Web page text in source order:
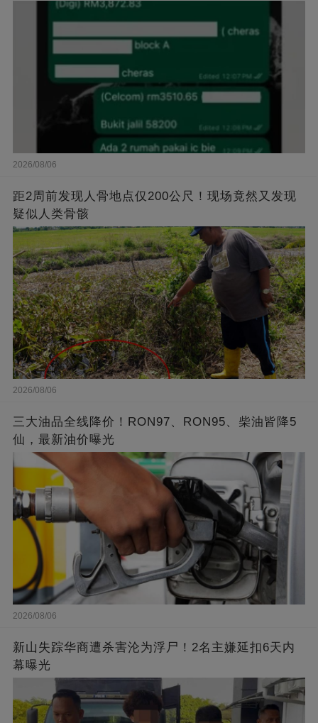
2026/08/06
距2周前发现人骨地点仅200公尺！现场竟然又发现
疑似人类骨骸
2026/08/06
三大油品全线降价！RON97、RON95、柴油皆降5
仙，最新油价曝光
2026/08/06
新山失踪华商遭杀害沦为浮尸！2名主嫌延扣6天内
幕曝光